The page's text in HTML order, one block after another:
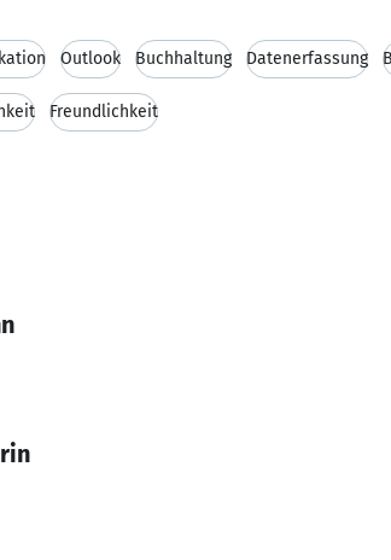
Outlook Buchhaltung Datenerfassung
Freundlichkeit